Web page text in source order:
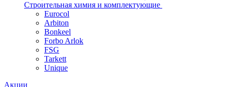
Строительная химия и комплектующие
Eurocol
Arbiton
Bonkeel
Forbo Arlok
FSG
Tarkett
Unique
Акции